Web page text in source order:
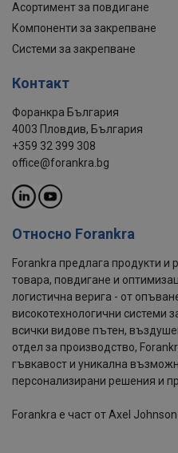
Асортимент за повдигане
Компоненти за закрепване
Системи за закрепване
Контакт
Форанкра България
4003 Пловдив, България
+359 32 399 308
office@forankra.bg
Относно Forankra
Forankra предлага продукти и
товара, повдигане и
логистична верига - от
високотехнологични системи
всички видове пътен,
отдел за производство,
гъвкавост и уникална
персонализирани решения и
Forankra е част от Axel